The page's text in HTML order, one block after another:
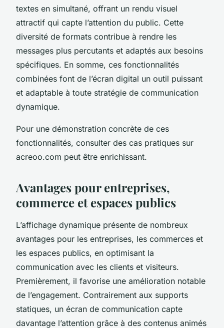
textes en simultané, offrant un rendu visuel
attractif qui capte l’attention du public. Cette
diversité de formats contribue à rendre les
messages plus percutants et adaptés aux besoins
spécifiques. En somme, ces fonctionnalités
combinées font de l’écran digital un outil puissant
et adaptable à toute stratégie de communication
dynamique.
Pour une démonstration concrète de ces
fonctionnalités, consulter des cas pratiques sur
acreoo.com peut être enrichissant.
Avantages pour entreprises,
commerce et espaces publics
L’affichage dynamique présente de nombreux
avantages pour les entreprises, les commerces et
les espaces publics, en optimisant la
communication avec les clients et visiteurs.
Premièrement, il favorise une amélioration notable
de l’engagement. Contrairement aux supports
statiques, un écran de communication capte
davantage l’attention grâce à des contenus animés